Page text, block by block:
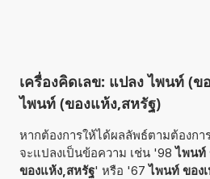
เครื่องคิดเลข: แปลง ไพนท์ (ข
ไพนท์ (ของแห้ง,สหรัฐ)
หากต้องการให้ได้ผลลัพธ์ตามต้องก
จะแปลงเป็นข้อความ เช่น '98ไพนท์
ของแห้ง,สหรัฐ' หรือ '67ไพนท์ ของ